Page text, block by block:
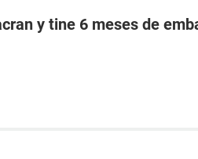
y tine 6 meses de